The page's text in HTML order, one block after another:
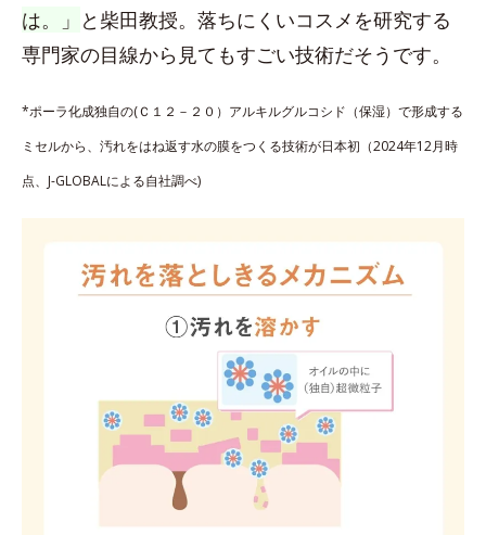
は。」 と柴田教授。落ちにくいコスメを研究する
専門家の目線から見てもすごい技術だそうです。
*ポーラ化成独自の(Ｃ１２－２０）アルキルグルコシド（保湿）で形成する
ミセルから、汚れをはね返す水の膜をつくる技術が日本初（2024年12月時
点、J-GLOBALによる自社調べ)